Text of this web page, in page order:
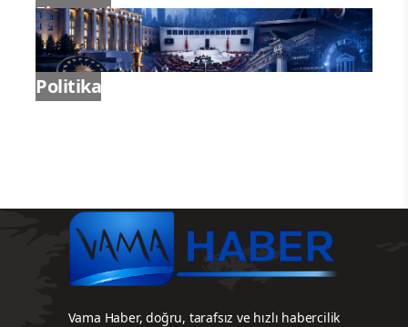
Ekonomi
Politika
Vama Haber, doğru, tarafsız ve hızlı habercilik